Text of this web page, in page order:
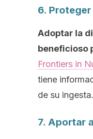
6.
Adoptar la
beneficioso
Frontiers in
tiene
de su ingesta.
7. Aportar